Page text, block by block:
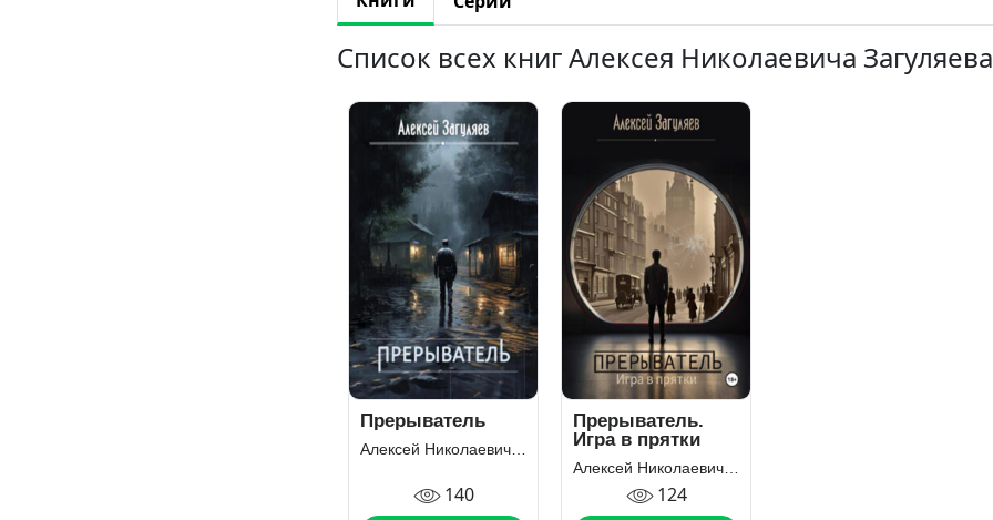
Список всех книг Алексея Николаевича Загуляева
Прерыватель
140
Прерыватель.
Игра в прятки
124